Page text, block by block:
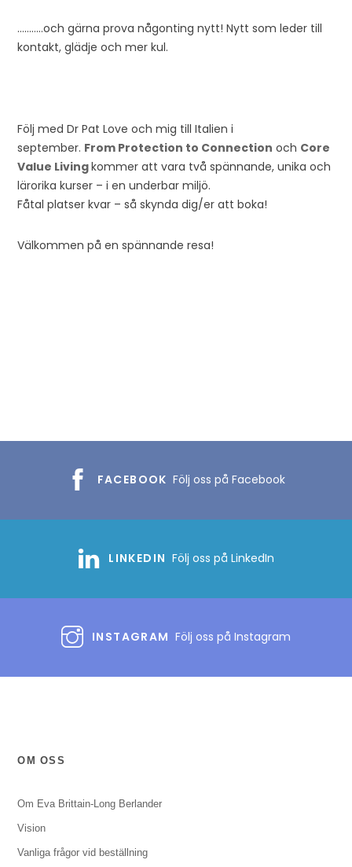
………..och gärna prova någonting nytt! Nytt som leder till
kontakt, glädje och mer kul.
Följ med Dr Pat Love och mig till Italien i
september. From Protection to Connection och Core
Value Livingkommer att vara två spännande, unika och
lärorika kurser – i en underbar miljö.
Fåtal platser kvar – så skynda dig/er att boka!
Välkommen på en spännande resa!
FACEBOOK Följ oss på Facebook
LINKEDIN Följ oss på LinkedIn
INSTAGRAM Följ oss på Instagram
OM OSS
Om Eva Brittain-Long Berlander
Vision
Vanliga frågor vid beställning